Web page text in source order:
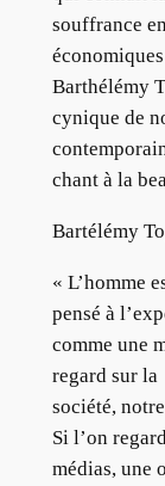
souffrance
Barthélémy
cynique de
chant à la
Bartélémy
« L’homme
pensé à
comme une
regard sur la
société,
Si l’on
médias, une